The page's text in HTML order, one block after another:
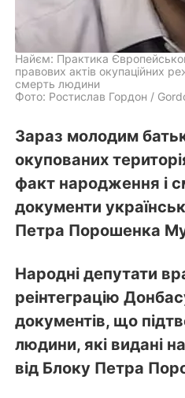
Найєм: Практика
правових актів окупаційних
смерть людини
Фото: Ростислав Гордон /
Зараз молодим
окупованих
факт народження і
документи
Петра Порошенка
Народні депутати
реінтеграцію
документів, що
людини, які видані
від Блоку Петра